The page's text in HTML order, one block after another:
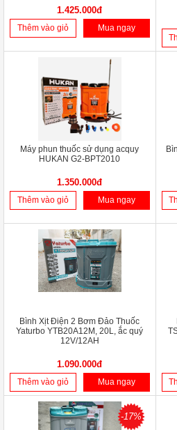
1.425.000đ
Thêm vào giỏ Mua ngay
Máy phun thuốc sử dụng acquy
HUKAN G2-BPT2010
1.350.000đ
Thêm vào giỏ Mua ngay
Bình Xịt Điện 2 Bơm Đảo Thuốc
Yaturbo YTB20A12M, 20L, ắc quý
12V/12AH
1.090.000đ
Thêm vào giỏ Mua ngay
-17%